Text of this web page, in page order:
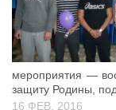
мероприятия —
защиту Родины,
16 ФЕВ, 2016